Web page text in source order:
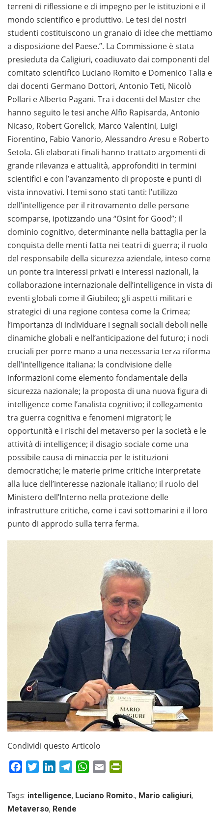
terreni di riflessione e di impegno per le istituzioni e il
mondo scientifico e produttivo. Le tesi dei nostri
studenti costituiscono un granaio di idee che mettiamo
a disposizione del Paese.”. La Commissione è stata
presieduta da Caligiuri, coadiuvato dai componenti del
comitato scientifico Luciano Romito e Domenico Talia e
dai docenti Germano Dottori, Antonio Teti, Nicolò
Pollari e Alberto Pagani. Tra i docenti del Master che
hanno seguito le tesi anche Alfio Rapisarda, Antonio
Nicaso, Robert Gorelick, Marco Valentini, Luigi
Fiorentino, Fabio Vanorio, Alessandro Aresu e Roberto
Setola. Gli elaborati finali hanno trattato argomenti di
grande rilevanza e attualità, approfonditi in termini
scientifici e con l’avanzamento di proposte e punti di
vista innovativi. I temi sono stati tanti: l’utilizzo
dell’intelligence per il ritrovamento delle persone
scomparse, ipotizzando una “Osint for Good”; il
dominio cognitivo, determinante nella battaglia per la
conquista delle menti fatta nei teatri di guerra; il ruolo
del responsabile della sicurezza aziendale, inteso come
un ponte tra interessi privati e interessi nazionali, la
collaborazione internazionale dell’intelligence in vista di
eventi globali come il Giubileo; gli aspetti militari e
strategici di una regione contesa come la Crimea;
l’importanza di individuare i segnali sociali deboli nelle
dinamiche globali e nell’anticipazione del futuro; i nodi
cruciali per porre mano a una necessaria terza riforma
dell’intelligence italiana; la condivisione delle
informazioni come elemento fondamentale della
sicurezza nazionale; la proposta di una nuova figura di
intelligence come l’analista cognitivo; il collegamento
tra guerra cognitiva e fenomeni migratori; le
opportunità e i rischi del metaverso per la società e le
attività di intelligence; il disagio sociale come una
possibile causa di minaccia per le istituzioni
democratiche; le materie prime critiche interpretate
alla luce dell’interesse nazionale italiano; il ruolo del
Ministero dell’Interno nella protezione delle
infrastrutture critiche, come i cavi sottomarini e il loro
punto di approdo sulla terra ferma.
Condividi questo Articolo
FacebookTwitterLinkedInTelegramWhatsApp
Email
Tags: intelligence, Luciano Romito., Mario caligiuri,
Metaverso, Rende